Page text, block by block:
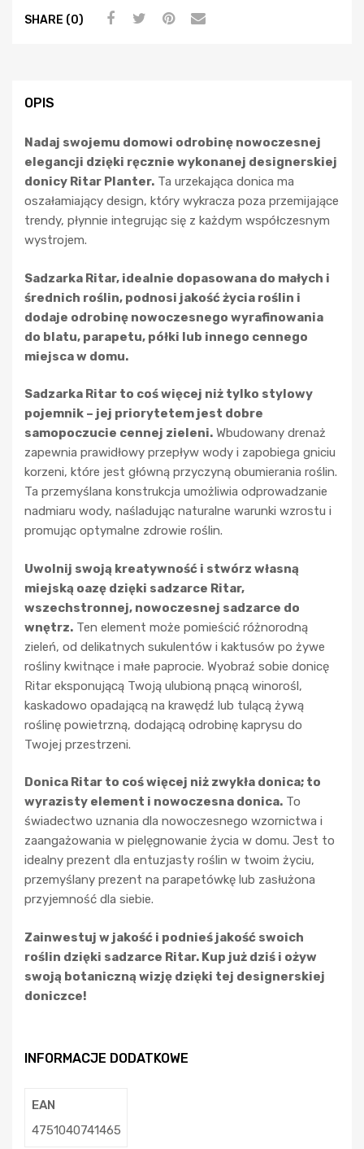
SHARE (0)
OPIS
Nadaj swojemu domowi odrobinę nowoczesnej
elegancji dzięki ręcznie wykonanej designerskiej
donicy Ritar Planter. Ta urzekająca donica ma
oszałamiający design, który wykracza poza przemijające
trendy, płynnie integrując się z każdym współczesnym
wystrojem.
Sadzarka Ritar, idealnie dopasowana do małych i
średnich roślin, podnosi jakość życia roślin i
dodaje odrobinę nowoczesnego wyrafinowania
do blatu, parapetu, półki lub innego cennego
miejsca w domu.
Sadzarka Ritar to coś więcej niż tylko stylowy
pojemnik – jej priorytetem jest dobre
samopoczucie cennej zieleni. Wbudowany drenaż
zapewnia prawidłowy przepływ wody i zapobiega gniciu
korzeni, które jest główną przyczyną obumierania roślin.
Ta przemyślana konstrukcja umożliwia odprowadzanie
nadmiaru wody, naśladując naturalne warunki wzrostu i
promując optymalne zdrowie roślin.
Uwolnij swoją kreatywność i stwórz własną
miejską oazę dzięki sadzarce Ritar,
wszechstronnej, nowoczesnej sadzarce do
wnętrz. Ten element może pomieścić różnorodną
zieleń, od delikatnych sukulentów i kaktusów po żywe
rośliny kwitnące i małe paprocie. Wyobraź sobie donicę
Ritar eksponującą Twoją ulubioną pnącą winorośl,
kaskadowo opadającą na krawędź lub tulącą żywą
roślinę powietrzną, dodającą odrobinę kaprysu do
Twojej przestrzeni.
Donica Ritar to coś więcej niż zwykła donica; to
wyrazisty element i nowoczesna donica. To
świadectwo uznania dla nowoczesnego wzornictwa i
zaangażowania w pielęgnowanie życia w domu. Jest to
idealny prezent dla entuzjasty roślin w twoim życiu,
przemyślany prezent na parapetówkę lub zasłużona
przyjemność dla siebie.
Zainwestuj w jakość i podnieś jakość swoich
roślin dzięki sadzarce Ritar. Kup już dziś i ożyw
swoją botaniczną wizję dzięki tej designerskiej
doniczce!
INFORMACJE DODATKOWE
EAN
4751040741465